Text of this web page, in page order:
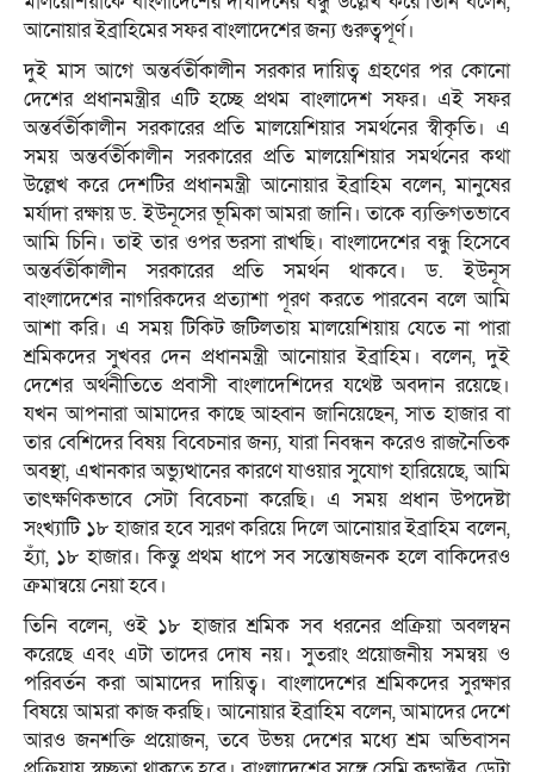
আনোয়ার ইব্রাহিমের সফর বাংলাদেশের জন্য গুরুত্বপূর্ণ।
দুই মাস আগে অন্তর্বর্তীকালীন সরকার দায়িত্ব গ্রহণের পর কোনো
দেশের প্রধানমন্ত্রীর এটি হচ্ছে প্রথম বাংলাদেশ সফর। এই সফর
অন্তর্বর্তীকালীন সরকারের প্রতি মালয়েশিয়ার সমর্থনের স্বীকৃতি। এ
সময় অন্তর্বর্তীকালীন সরকারের প্রতি মালয়েশিয়ার সমর্থনের কথা
উল্লেখ করে দেশটির প্রধানমন্ত্রী আনোয়ার ইব্রাহিম বলেন, মানুষের
মর্যাদা রক্ষায় ড. ইউনূসের ভূমিকা আমরা জানি। তাকে ব্যক্তিগতভাবে
আমি চিনি। তাই তার ওপর ভরসা রাখছি। বাংলাদেশের বন্ধু হিসেবে
অন্তর্বর্তীকালীন সরকারের প্রতি সমর্থন থাকবে। ড. ইউনূস
বাংলাদেশের নাগরিকদের প্রত্যাশা পূরণ করতে পারবেন বলে আমি
আশা করি। এ সময় টিকিট জটিলতায় মালয়েশিয়ায় যেতে না পারা
শ্রমিকদের সুখবর দেন প্রধানমন্ত্রী আনোয়ার ইব্রাহিম। বলেন, দুই
দেশের অর্থনীতিতে প্রবাসী বাংলাদেশিদের যথেষ্ট অবদান রয়েছে।
যখন আপনারা আমাদের কাছে আহ্বান জানিয়েছেন, সাত হাজার বা
তার বেশিদের বিষয় বিবেচনার জন্য, যারা নিবন্ধন করেও রাজনৈতিক
অবস্থা, এখানকার অভ্যুত্থানের কারণে যাওয়ার সুযোগ হারিয়েছে, আমি
তাৎক্ষণিকভাবে সেটা বিবেচনা করেছি। এ সময় প্রধান উপদেষ্টা
সংখ্যাটি ১৮ হাজার হবে স্মরণ করিয়ে দিলে আনোয়ার ইব্রাহিম বলেন,
হ্যাঁ, ১৮ হাজার। কিন্তু প্রথম ধাপে সব সন্তোষজনক হলে বাকিদেরও
ক্রমান্বয়ে নেয়া হবে।
তিনি বলেন, ওই ১৮ হাজার শ্রমিক সব ধরনের প্রক্রিয়া অবলম্বন
করেছে এবং এটা তাদের দোষ নয়। সুতরাং প্রয়োজনীয় সমন্বয় ও
পরিবর্তন করা আমাদের দায়িত্ব। বাংলাদেশের শ্রমিকদের সুরক্ষার
বিষয়ে আমরা কাজ করছি। আনোয়ার ইব্রাহিম বলেন, আমাদের দেশে
আরও জনশক্তি প্রয়োজন, তবে উভয় দেশের মধ্যে শ্রম অভিবাসন